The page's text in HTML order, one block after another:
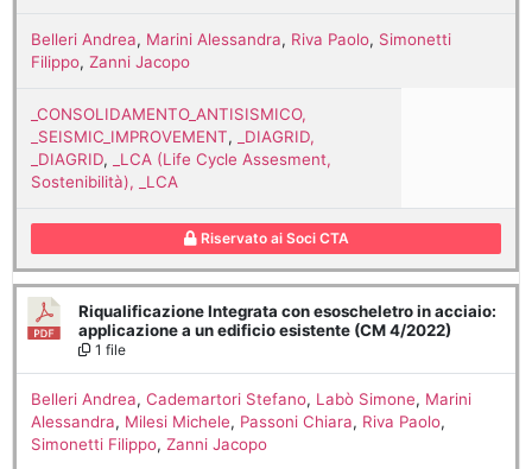
Belleri Andrea, Marini Alessandra, Riva Paolo, Simonetti
Filippo, Zanni Jacopo
_CONSOLIDAMENTO_ANTISISMICO,
_SEISMIC_IMPROVEMENT,
_DIAGRID,
_DIAGRID,
_LCA (Life Cycle Assesment,
Sostenibilità), _LCA
Riservato ai Soci CTA
Riqualificazione Integrata con esoscheletro in acciaio:
applicazione a un edificio esistente (CM 4/2022)
1 file
Belleri Andrea, Cademartori Stefano, Labò Simone, Marini
Alessandra, Milesi Michele, Passoni Chiara, Riva Paolo,
Simonetti Filippo, Zanni Jacopo